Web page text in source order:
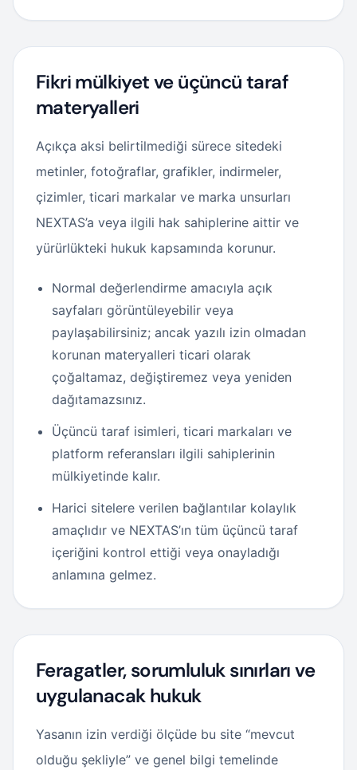
Fikri mülkiyet ve üçüncü taraf
materyalleri
Açıkça aksi belirtilmediği sürece sitedeki
metinler, fotoğraflar, grafikler, indirmeler,
çizimler, ticari markalar ve marka unsurları
NEXTAS’a veya ilgili hak sahiplerine aittir ve
yürürlükteki hukuk kapsamında korunur.
Normal değerlendirme amacıyla açık
sayfaları görüntüleyebilir veya
paylaşabilirsiniz; ancak yazılı izin olmadan
korunan materyalleri ticari olarak
çoğaltamaz, değiştiremez veya yeniden
dağıtamazsınız.
Üçüncü taraf isimleri, ticari markaları ve
platform referansları ilgili sahiplerinin
mülkiyetinde kalır.
Harici sitelere verilen bağlantılar kolaylık
amaçlıdır ve NEXTAS’ın tüm üçüncü taraf
içeriğini kontrol ettiği veya onayladığı
anlamına gelmez.
Feragatler, sorumluluk sınırları ve
uygulanacak hukuk
Yasanın izin verdiği ölçüde bu site “mevcut
olduğu şekliyle” ve genel bilgi temelinde